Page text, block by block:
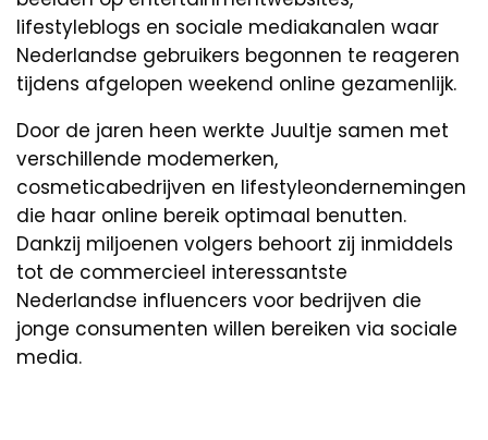
lifestyleblogs en sociale mediakanalen waar
Nederlandse gebruikers begonnen te reageren
tijdens afgelopen weekend online gezamenlijk.
Door de jaren heen werkte Juultje samen met
verschillende modemerken,
cosmeticabedrijven en lifestyleondernemingen
die haar online bereik optimaal benutten.
Dankzij miljoenen volgers behoort zij inmiddels
tot de commercieel interessantste
Nederlandse influencers voor bedrijven die
jonge consumenten willen bereiken via sociale
media.